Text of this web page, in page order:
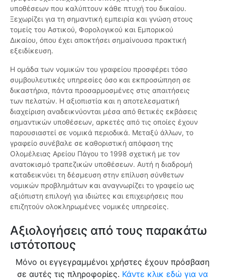
υποθέσεων που καλύπτουν κάθε πτυχή του δικαίου.
Ξεχωρίζει για τη σημαντική εμπειρία και γνώση στους
τομείς του Αστικού, Φορολογικού και Εμπορικού
Δικαίου, όπου έχει αποκτήσει σημαίνουσα πρακτική
εξειδίκευση.
Η ομάδα των νομικών του γραφείου προσφέρει τόσο
συμβουλευτικές υπηρεσίες όσο και εκπροσώπηση σε
δικαστήρια, πάντα προσαρμοσμένες στις απαιτήσεις
των πελατών. Η αξιοπιστία και η αποτελεσματική
διαχείριση αναδεικνύονται μέσα από θετικές εκβάσεις
σημαντικών υποθέσεων, αρκετές από τις οποίες έχουν
παρουσιαστεί σε νομικά περιοδικά. Μεταξύ άλλων, το
γραφείο συνέβαλε σε καθοριστική απόφαση της
Ολομέλειας Αρείου Πάγου το 1998 σχετική με τον
ανατοκισμό τραπεζικών υποθέσεων. Αυτή η διαδρομή
καταδεικνύει τη δέσμευση στην επίλυση σύνθετων
νομικών προβλημάτων και αναγνωρίζει το γραφείο ως
αξιόπιστη επιλογή για ιδιώτες και επιχειρήσεις που
επιζητούν ολοκληρωμένες νομικές υπηρεσίες.
Αξιολογήσεις από τους παρακάτω
ιστότοπους
Μόνο οι εγγεγραμμένοι χρήστες έχουν πρόσβαση
σε αυτές τις πληροφορίες. Κάντε κλικ εδώ για να